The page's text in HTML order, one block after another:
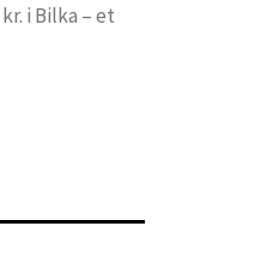
i Bilka – et